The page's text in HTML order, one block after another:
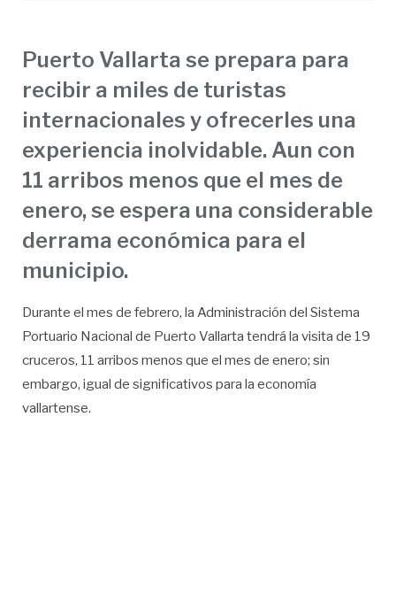
Puerto Vallarta se prepara para
recibir a miles de turistas
internacionales y ofrecerles una
experiencia inolvidable. Aun con
11 arribos menos que el mes de
enero, se espera una considerable
derrama económica para el
municipio.
Durante el mes de febrero, la Administración del Sistema
Portuario Nacional de Puerto Vallarta tendrá la visita de 19
cruceros, 11 arribos menos que el mes de enero; sin
embargo, igual de significativos para la economía
vallartense.